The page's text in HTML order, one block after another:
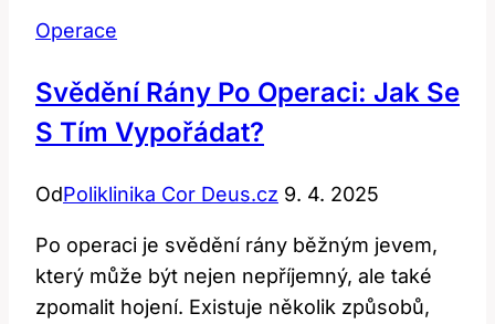
Operace
Svědění Rány Po Operaci: Jak Se
S Tím Vypořádat?
OdPoliklinika Cor Deus.cz 9. 4. 2025
Po operaci je svědění rány běžným jevem,
který může být nejen nepříjemný, ale také
zpomalit hojení. Existuje několik způsobů,